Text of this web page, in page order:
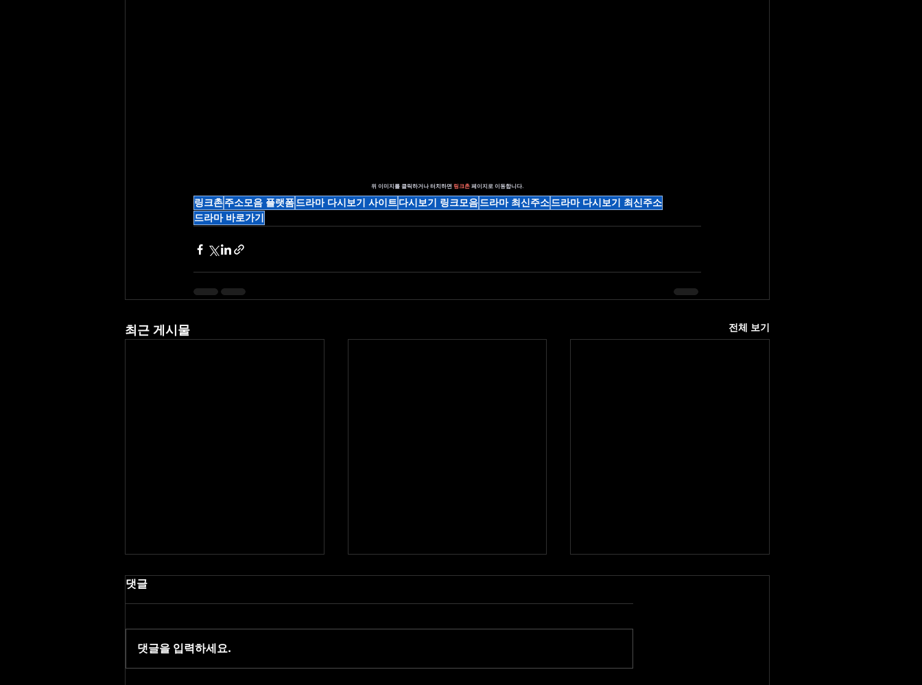
위 이미지를 클릭하거나 터치하면 링크촌 페이지로 이동합니다.
링크촌주소모음 플랫폼드라마 다시보기 사이트다시보기 링크모음드라마 최신주소드라마 다시보기 최신주소
드라마 바로가기
최근 게시물 전체 보기
댓글
댓글을 입력하세요.